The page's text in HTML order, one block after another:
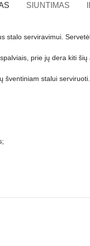
SIUNTIMAS
stalo serviravimui.
prie jų dera kiti
šventiniam stalui